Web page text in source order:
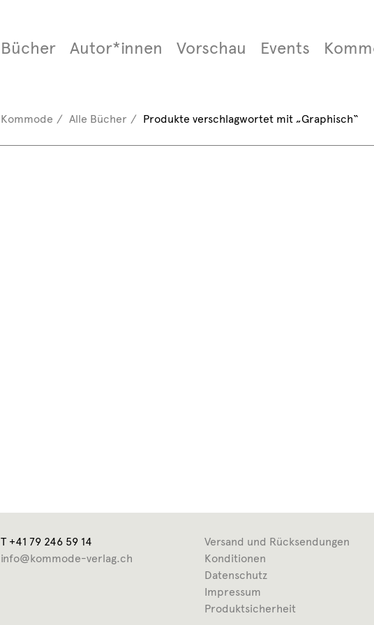
Bücher Autor*innen Vorschau Events
Kommode Alle Bücher Produkte verschlagwortet mit „Graphisch“
T +41 79 246 59 14
info@kommode-verlag.ch
Versand und Rücksendungen
Konditionen
Datenschutz
Impressum
Produktsicherheit